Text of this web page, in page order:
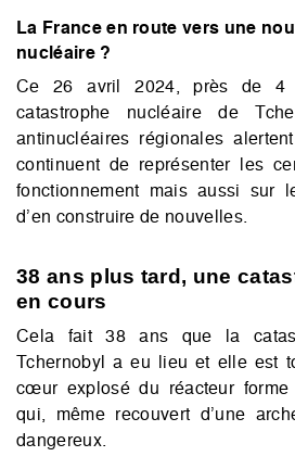
La France en route vers une
nucléaire ?
Ce 26 avril 2024, près de 4
catastrophe nucléaire de
antinucléaires régionales
continuent de représenter les
fonctionnement mais aussi sur
d’en construire de nouvelles.
38 ans plus tard, une
en cours
Cela fait 38 ans que la
Tchernobyl a eu lieu et elle est
cœur explosé du réacteur
qui, même recouvert d’une
dangereux.